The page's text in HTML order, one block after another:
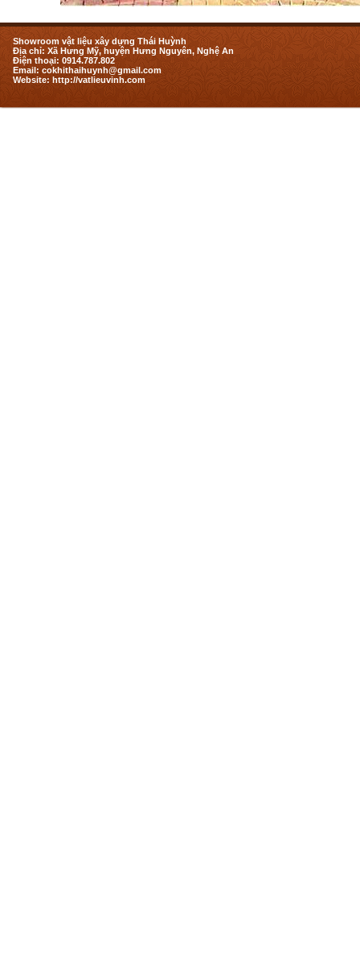
Showroom vật liệu xây dựng Thái Huỳnh
Địa chỉ: Xã Hưng Mỹ, huyện Hưng Nguyên, Nghệ An
Điện thoại: 0914.787.802
Email: cokhithaihuynh@gmail.com
Website: http://vatlieuvinh.com